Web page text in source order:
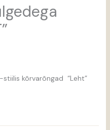
kõrvarõngad “Leht”